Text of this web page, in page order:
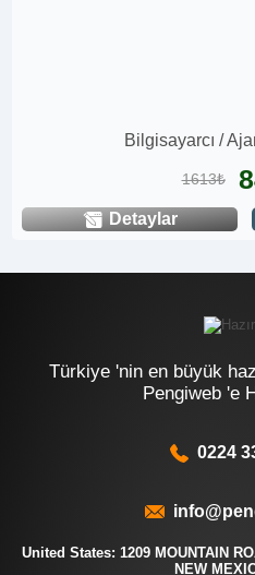
Bilgisayarcı /
1613₺
Detaylar
Türkiye 'nin en büyük
Pengiweb 'e
0224
United States: 1209 MOUNTAIN
NEW